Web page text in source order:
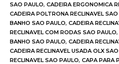
SAO PAULO, CADEIRA ERGONOMICA
CADEIRA POLTRONA RECLINAVEL
BANHO SAO PAULO, CADEIRA
RECLINAVEL COM RODAS SAO PAULO,
BANHO SAO PAULO, CADEIRA
CADEIRA RECLINAVEL USADA OLX
RECLINAVEL SAO PAULO, CAPA PARA